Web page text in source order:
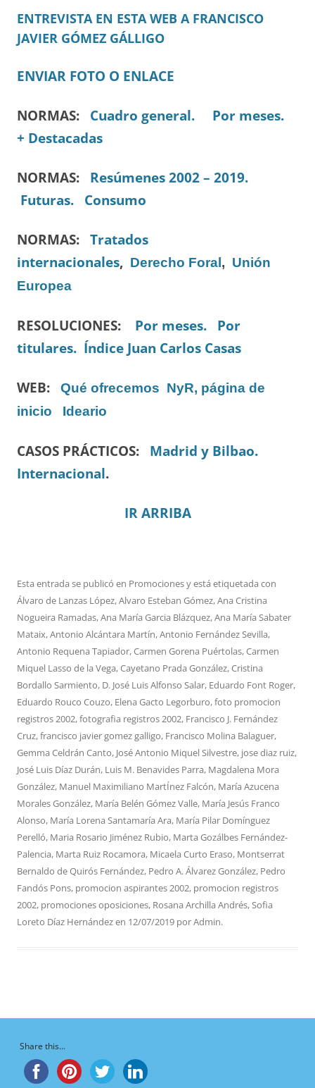
ENTREVISTA EN ESTA WEB A FRANCISCO
JAVIER GÓMEZ GÁLLIGO
ENVIAR FOTO O ENLACE
NORMAS: Cuadro general.
Por meses.
+ Destacadas
NORMAS: Resúmenes 2002 – 2019.
Futuras.
Consumo
NORMAS: Tratados
internacionales, Derecho Foral, Unión
Europea
RESOLUCIONES: Por meses.
Por
titulares. Índice Juan Carlos Casas
WEB: Qué ofrecemos NyR, página de
inicio
Ideario
CASOS PRÁCTICOS: Madrid y Bilbao.
Internacional.
IR ARRIBA
Esta entrada se publicó en Promocionesy está etiquetada con
Álvaro de Lanzas López,Alvaro Esteban Gómez,Ana Cristina
Nogueira Ramadas,Ana María Garcia Blázquez,Ana María Sabater
Mataix,Antonio Alcántara Martín,Antonio Fernández Sevilla,
Antonio Requena Tapiador,Carmen Gorena Puértolas,Carmen
Miquel Lasso de la Vega,Cayetano Prada González,Cristina
Bordallo Sarmiento, D. José Luis Alfonso Salar, Eduardo Font Roger,
Eduardo Rouco Couzo, Elena Gacto Legorburo,foto promocion
registros 2002,fotografia registros 2002, Francisco J. Fernández
Cruz,francisco javier gomez galligo, Francisco Molina Balaguer,
Gemma Celdrán Canto, José Antonio Miquel Silvestre, jose diaz ruiz,
José Luis Díaz Durán, Luis M. Benavides Parra, Magdalena Mora
González, Manuel Maximiliano MartÍnez Falcón, María Azucena
Morales González, María Belén Gómez Valle, María Jesús Franco
Alonso, María Lorena Santamaría Ara, María Pilar Domínguez
Perelló, Maria Rosario Jiménez Rubio, Marta Gozálbes Fernández-
Palencia, Marta Ruiz Rocamora, Micaela Curto Eraso, Montserrat
Bernaldo de Quirós Fernández, Pedro A. Álvarez González, Pedro
Fandós Pons, promocion aspirantes 2002, promocion registros
2002, promociones oposiciones, Rosana Archilla Andrés,Sofia
Loreto Díaz Hernándezen 12/07/2019 porAdmin.
Share this...